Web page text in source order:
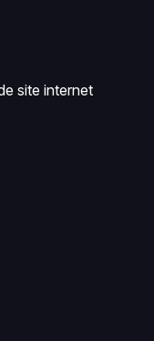
site internet